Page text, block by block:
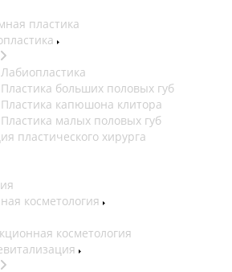
пластика
Лабиопластика
Пластика больших половых губ
Пластика капюшона клитора
Пластика малых половых губ
пластического хирурга
косметология
косметология